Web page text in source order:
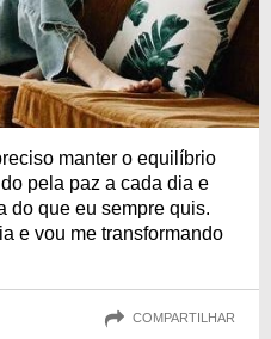
manter o equilíbrio
pela paz a cada dia e
do que eu sempre quis.
e vou me transformando
COMPARTILHAR